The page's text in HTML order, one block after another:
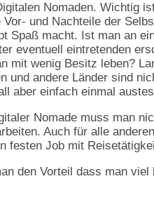
Nomaden. Wichtig
und Nachteile der
Spaß macht. Ist man an
eventuell eintretenden
mit wenig Besitz leben?
und andere Länder sind
aber einfach einmal
Nomade muss man
Auch für alle
festen Job mit
den Vorteil dass man